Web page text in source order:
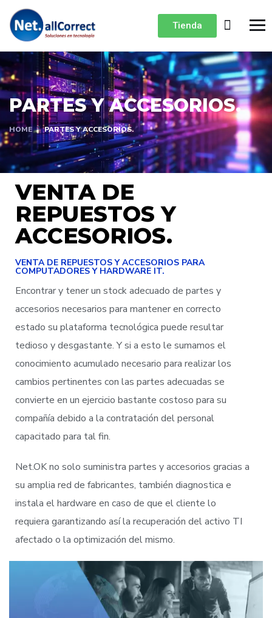
Tienda
PARTES Y ACCESORIOS.
HOME PARTES Y ACCESORIOS.
VENTA DE
REPUESTOS Y
ACCESORIOS.
VENTA DE REPUESTOS Y ACCESORIOS PARA
COMPUTADORES Y HARDWARE IT.
Encontrar y tener un stock adecuado de partes y
accesorios necesarios para mantener en correcto
estado su plataforma tecnológica puede resultar
tedioso y desgastante. Y si a esto le sumamos el
conocimiento acumulado necesario para realizar los
cambios pertinentes con las partes adecuadas se
convierte en un ejercicio bastante costoso para su
compañía debido a la contratación del personal
capacitado para tal fin.
Net.OK no solo suministra partes y accesorios gracias a
su amplia red de fabricantes, también diagnostica e
instala el hardware en caso de que el cliente lo
requiera garantizando así la recuperación del activo TI
afectado o la optimización del mismo.